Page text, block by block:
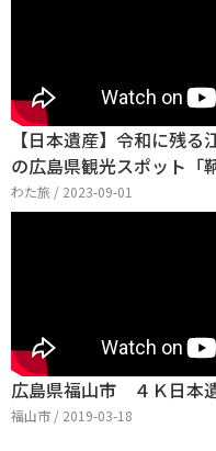
【日本遺産】令和に残
の広島県観光スポット「
わた旅 / 2023-09-01
広島県福山市 ４Ｋ日
福山市 / 2019-03-18